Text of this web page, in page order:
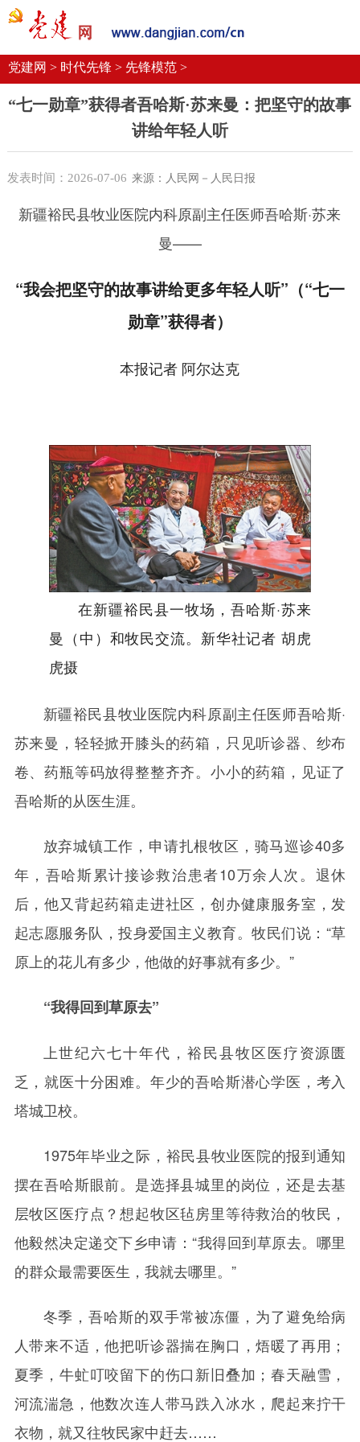
党建要闻
机关党建
校园党建 企业党建
党建网 > 时代先锋 > 先锋模范 >
“七一勋章”获得者吾哈斯·苏来曼：把坚守的故事
讲给年轻人听
发表时间：2026-07-06 来源：人民网－人民日报
新疆裕民县牧业医院内科原副主任医师吾哈斯·苏来
曼——
“我会把坚守的故事讲给更多年轻人听”（“七一
勋章”获得者）
本报记者 阿尔达克
在新疆裕民县一牧场，吾哈斯·苏来
曼（中）和牧民交流。新华社记者 胡虎
虎摄
新疆裕民县牧业医院内科原副主任医师吾哈斯·
苏来曼，轻轻掀开膝头的药箱，只见听诊器、纱布
卷、药瓶等码放得整整齐齐。小小的药箱，见证了
吾哈斯的从医生涯。
放弃城镇工作，申请扎根牧区，骑马巡诊40多
年，吾哈斯累计接诊救治患者10万余人次。退休
后，他又背起药箱走进社区，创办健康服务室，发
起志愿服务队，投身爱国主义教育。牧民们说：“草
原上的花儿有多少，他做的好事就有多少。”
“我得回到草原去”
上世纪六七十年代，裕民县牧区医疗资源匮
乏，就医十分困难。年少的吾哈斯潜心学医，考入
塔城卫校。
1975年毕业之际，裕民县牧业医院的报到通知
摆在吾哈斯眼前。是选择县城里的岗位，还是去基
层牧区医疗点？想起牧区毡房里等待救治的牧民，
他毅然决定递交下乡申请：“我得回到草原去。哪里
的群众最需要医生，我就去哪里。”
冬季，吾哈斯的双手常被冻僵，为了避免给病
人带来不适，他把听诊器揣在胸口，焐暖了再用；
夏季，牛虻叮咬留下的伤口新旧叠加；春天融雪，
河流湍急，他数次连人带马跌入冰水，爬起来拧干
衣物，就又往牧民家中赶去……